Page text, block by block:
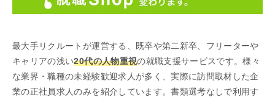
最大手リクルートが運営する、既卒や第二新卒、フリーターや
キャリアの浅い20代の人物重視の就職支援サービスです。様々
な業界・職種の未経験歓迎求人が多く、実際に訪問取材した企
業の正社員求人のみを紹介しています。書類選考なしで利用す